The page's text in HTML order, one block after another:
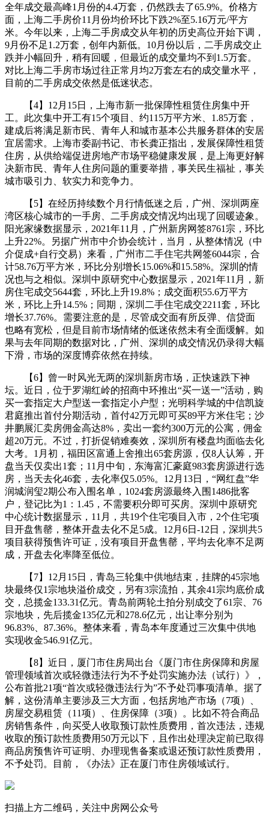
全年成交最高峰1月份的4.4万套，仍然跌去了65.9%。价格方
面，上海二手房价11月份均价环比下跌2%至5.16万元/平方
米。今年以来，上海二手房成交从年初的历史高位开始下调，
9月份不足1.2万套，创年内新低。10月份以后，二手房成交止
跌并小幅回升，稍有回暖，但最近的成交量均不到1.5万套。
对比上海二手房市场过往正常月均2万套左右的成交量水平，
目前的二手房成交依然是低迷状态。
【4】12月15日，上海市新一批保障性租赁住房集中开
工。此次集中开工有15个项目、约115万平方米、1.85万套，
建成后将满足新市民、青年人和城市基本公共服务群体的安居
宜居需求。上海市委副书记、市长龚正指出，发展保障性租赁
住房，从供给端促进房地产市场平稳健康发展，是上海更好解
决新市民、青年人住房问题的重要举措，事关民生福祉，事关
城市吸引力、软实力和竞争力。
【5】在经历持续数个月行情低迷之后，广州、深圳两座
湾区核心城市的一手房、二手房成交情况均出现了回暖迹象。
阳光家缘数据显示，2021年11月，广州新房网签8761宗，环比
上升22%。另据广州市中介协会统计，当月，从整体情况（中
介促成+自行交易）来看，广州市二手住宅共网签6044宗，合
计58.76万平方米，环比分别增长15.06%和15.58%。深圳的情
况也与之相似。深圳中原研究中心数据显示，2021年11月，新
房住宅成交5644套，环比上升19.8%；成交面积55.6万平方
米，环比上升14.5%；同期，深圳二手住宅成交2211套，环比
增长37.76%。需要注意的是，尽管成交面有所反弹、信贷面
也略有宽松，但是目前市场情绪的低迷依然未有全面缓解。如
果与去年同期的数据对比，广州、深圳的成交情况仍录得大幅
下滑，市场的深度博弈依然在持续。
【6】曾一时风光无两的深圳新房市场，正快速跌下神
坛。近日，位于罗湖红岭的招商中环推出“买一送一”活动，购
买一套指定大户型送一套指定小户型；光明科学城的中信凯旋
君庭推出首付分期活动，首付42万元即可买89平方米住宅；沙
井鹏展汇卖房佣金高达8%，卖出一套约300万元的公寓，佣金
超20万元。不过，打折促销难奏效，深圳所有楼盘均面临去化
大考。1月初，福田区富通上舍推出65套房源，仅8人认筹，开
盘当天仅卖出1套；11月中旬，东海富汇豪庭983套房源进行选
房，当天去化46套，去化率仅5.05%。12月13日，“网红盘”华
润城润玺2期公布入围名单，1024套房源最终入围1486批客
户，登记比为1：1.45，不需要积分即可买房。深圳中原研究
中心统计数据显示，11月，共19个住宅项目入市，2个住宅项
目开盘售罄，整体开盘去化不足5成。12月6日-12日，深圳共5
项目获得预售许可证，没有项目开盘售罄，平均去化率不足两
成，开盘去化率降至低位。
【7】12月15日，青岛三轮集中供地结束，挂牌的45宗地
块最终仅1宗地块溢价成交，另有3宗流拍，其余41宗均底价成
交，总揽金133.31亿元。青岛前两轮土拍分别成交了61宗、76
宗地块，先后揽金135亿元和278.6亿元，出让率分别为
96.83%、87.36%。整体来看，青岛本年度通过三次集中供地
实现收金546.91亿元。
【8】近日，厦门市住房局出台《厦门市住房保障和房屋
管理领域首次或轻微违法行为不予处罚实施办法（试行）》，
公布首批21项“首次或轻微违法行为”不予处罚事项清单。据了
解，这份清单主要涉及三大方面，包括房地产市场（7项）、
房屋交易租赁（11项）、住房保障（3项）。比如不符合商品
房销售条件，向买受人收取预订款性质费用，首次违法，违规
收取的预订款性质费用50万元以下，且作出处理决定前已取得
商品房预售许可证明、办理现售备案或退还预订款性质费用，
不予处罚。目前，《办法》正在厦门市住房领域试行。
扫描上方二维码，关注中房网公众号